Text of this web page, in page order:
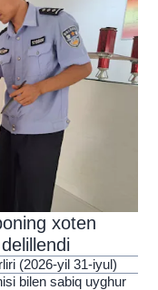
xoten
(2026-yil 31-iyul)
bilen sabiq uyghur